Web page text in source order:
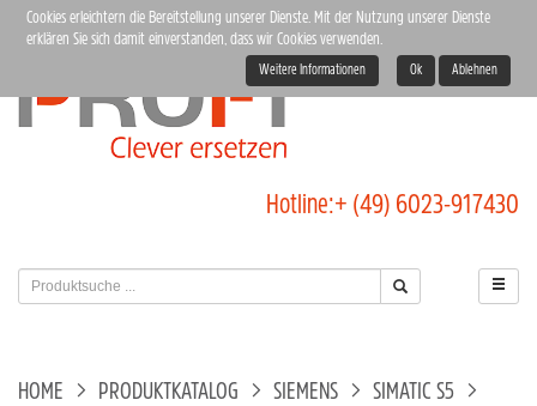
Hotline:+ (49) 6023-917430
HOME PRODUKTKATALOG SIEMENS
SIMATIC S5
Cookies erleichtern die Bereitstellung unserer Dienste. Mit der Nutzung unserer Dienste
erklären Sie sich damit einverstanden, dass wir Cookies verwenden.
Weitere Informationen Ok Ablehnen